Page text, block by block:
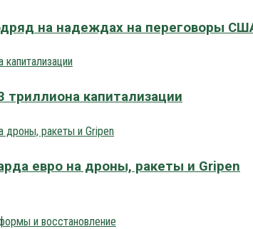
на надеждах на переговоры
триллиона капитализации
евро на дроны, ракеты и Gripen